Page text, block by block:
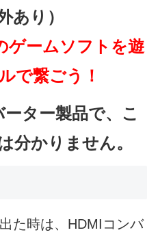
あり）
ゲームソフトを遊
で繋ごう！
ター製品で、こ
分かりません。
た時は、HDMIコンバ